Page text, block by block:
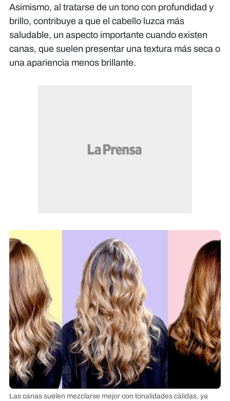
Asimismo, al tratarse de un tono con profundidad y
brillo, contribuye a que el cabello luzca más
saludable, un aspecto importante cuando existen
canas, que suelen presentar una textura más seca o
una apariencia menos brillante.
Las canas suelen mezclarse mejor con tonalidades cálidas, ya